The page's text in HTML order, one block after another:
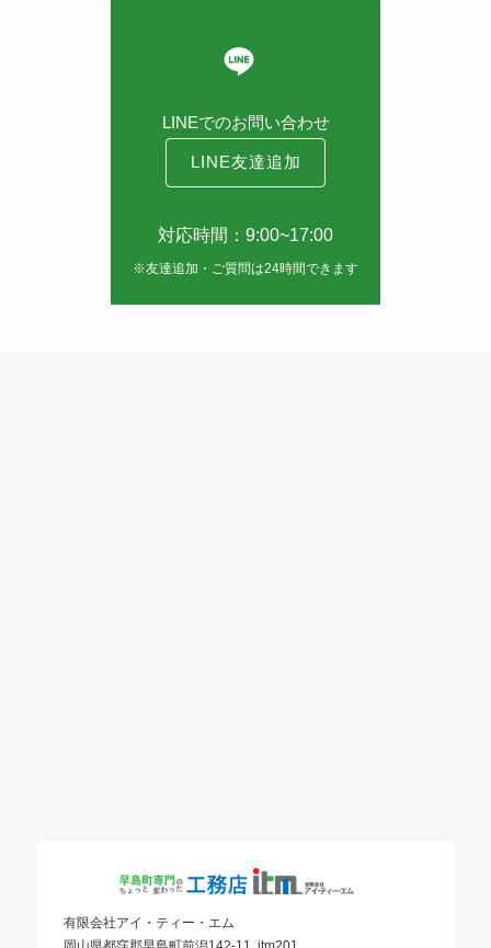
LINEでのお問い合わせ
LINE友達追加
対応時間：9:00~17:00
※友達追加・ご質問は24時間できます
有限会社アイ・ティー・エム